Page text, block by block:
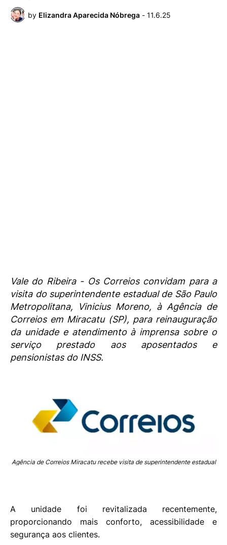
by Elizandra Aparecida Nóbrega - 11.6.25
Vale do Ribeira - Os Correios convidam para a
visita do superintendente estadual de São Paulo
Metropolitana, Vinicius Moreno, à Agência de
Correios em Miracatu (SP), para reinauguração
da unidade e atendimento à imprensa sobre o
serviço prestado aos aposentados e
pensionistas do INSS.
Agência de Correios Miracatu recebe visita de superintendente estadual
A unidade foi revitalizada recentemente,
proporcionando mais conforto, acessibilidade e
segurança aos clientes.